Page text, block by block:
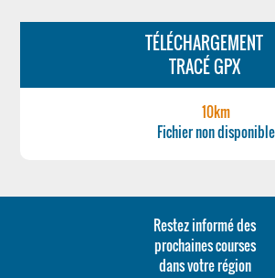
TÉLÉCHARGEMENT
TRACÉ GPX
10km
Fichier non disponible
Restez informé des
prochaines courses
dans votre région